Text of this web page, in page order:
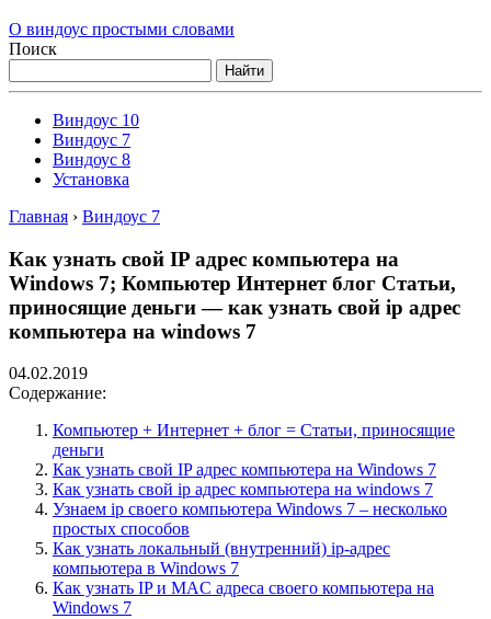
О виндоус простыми словами
Поиск
Найти
Виндоус 10
Виндоус 7
Виндоус 8
Установка
Главная › Виндоус 7
Как узнать свой IP адрес компьютера на
Windows 7; Компьютер Интернет блог Статьи,
приносящие деньги — как узнать свой ip адрес
компьютера на windows 7
04.02.2019
Содержание:
Компьютер + Интернет + блог = Статьи, приносящие
деньги
Как узнать свой IP адрес компьютера на Windows 7
Как узнать свой ip адрес компьютера на windows 7
Узнаем ip своего компьютера Windows 7 – несколько
простых способов
Как узнать локальный (внутренний) ip-адрес
компьютера в Windows 7
Как узнать IP и MAC адреса своего компьютера на
Windows 7